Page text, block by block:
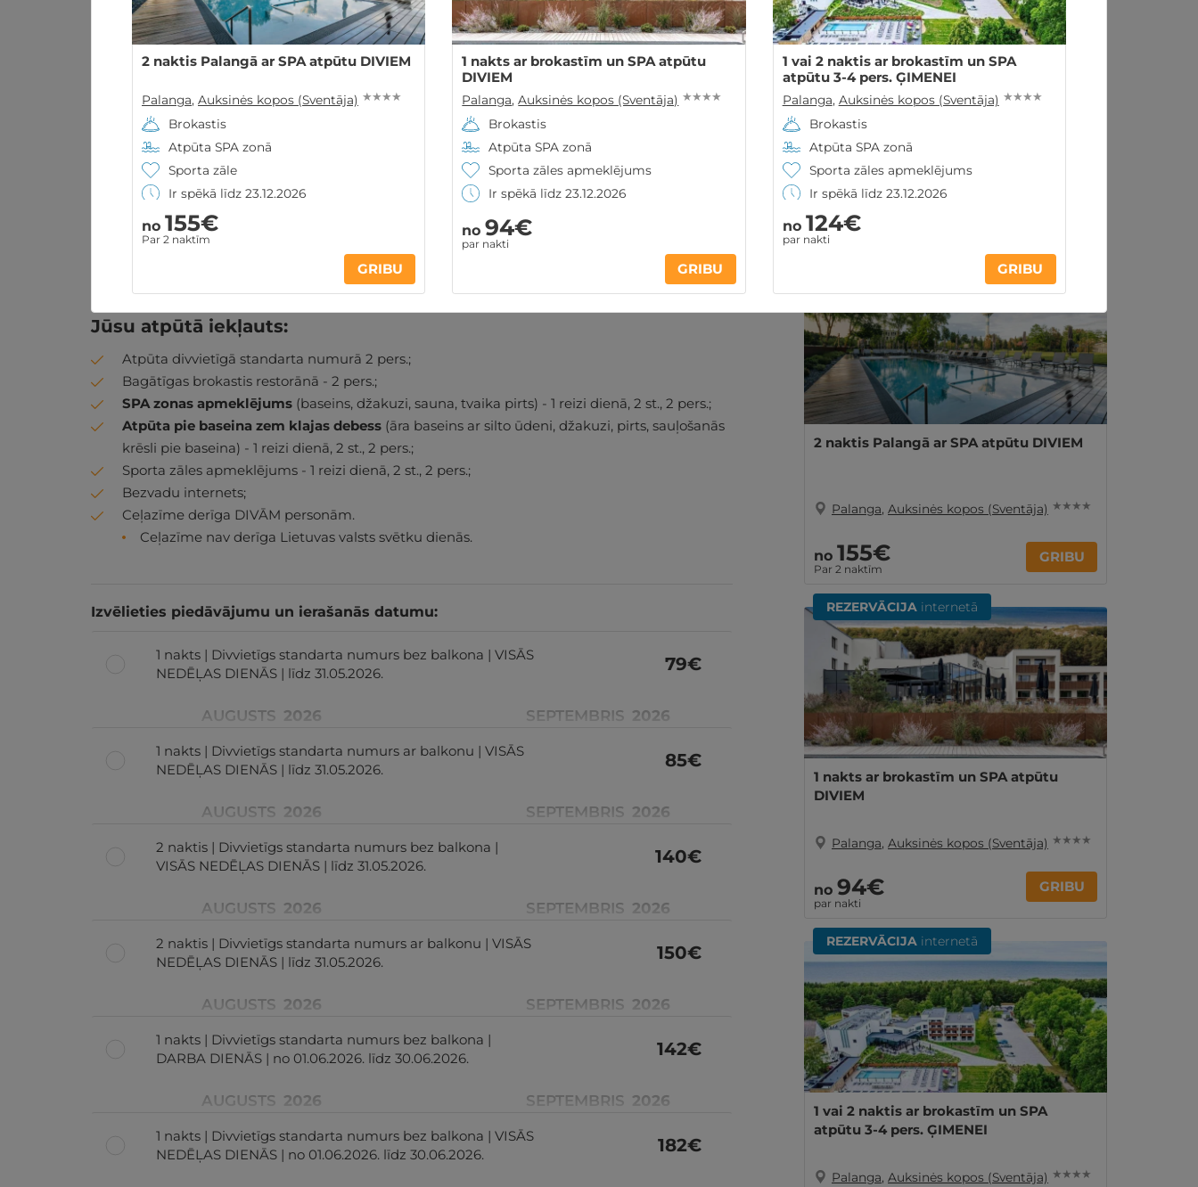
2 naktis Palangā ar SPA atpūtu DIVIEM
Palanga, Auksinės kopos (Sventāja) ★ ★ ★ ★
Brokastis
Atpūta SPA zonā
Sporta zāle
Ir spēkā līdz 23.12.2026
no 155€
Par 2 naktīm
GRIBU
1 nakts ar brokastīm un SPA atpūtu
DIVIEM
Palanga,Auksinės kopos (Sventāja) ★ ★ ★ ★
Brokastis
Atpūta SPA zonā
Sporta zāles apmeklējums
Ir spēkā līdz 23.12.2026
no94€
par nakti
GRIBU
1 vai 2 naktis ar brokastīm un SPA
atpūtu 3-4 pers. ĢIMENEI
Palanga, Auksinės kopos (Sventāja) ★ ★ ★ ★
Brokastis
Atpūta SPA zonā
Sporta zāles apmeklējums
Ir spēkā līdz 23.12.2026
no 124€
par nakti
GRIBU
Atpūtas piedāvājums Noteikumi
Jūsu atpūtā iekļauts:
Atpūta divvietīgā standarta numurā 2 pers.;
Bagātīgas brokastis restorānā - 2 pers.;
SPA zonas apmeklējums (baseins, džakuzi, sauna, tvaika pirts) - 1 reizi dienā, 2 st., 2 pers.;
Atpūta pie baseina zem klajas debess (āra baseins ar silto ūdeni, džakuzi, pirts, sauļošanās
krēsli pie baseina) - 1 reizi dienā, 2 st., 2 pers.;
Sporta zāles apmeklējums - 1 reizi dienā, 2 st., 2 pers.;
Bezvadu internets;
Ceļazīme derīga DIVĀM personām.
Ceļazīme nav derīga Lietuvas valsts svētku dienās.
Izvēlieties piedāvājumu un ierašanās datumu:
1 nakts | Divvietīgs standarta numurs bez balkona | VISĀS
NEDĒĻAS DIENĀS | līdz 31.05.2026.
79€
AUGUSTS 2026 SEPTEMBRIS 2026
1 nakts | Divvietīgs standarta numurs ar balkonu | VISĀS
NEDĒĻAS DIENĀS | līdz 31.05.2026.
85€
AUGUSTS 2026 SEPTEMBRIS 2026
2 naktis | Divvietīgs standarta numurs bez balkona |
VISĀS NEDĒĻAS DIENĀS | līdz 31.05.2026.
140€
AUGUSTS 2026 SEPTEMBRIS 2026
2 naktis | Divvietīgs standarta numurs ar balkonu | VISĀS
NEDĒĻAS DIENĀS | līdz 31.05.2026.
150€
AUGUSTS 2026 SEPTEMBRIS 2026
1 nakts | Divvietīgs standarta numurs bez balkona |
DARBA DIENĀS | no 01.06.2026. līdz 30.06.2026.
142€
AUGUSTS 2026 SEPTEMBRIS 2026
1 nakts | Divvietīgs standarta numurs bez balkona | VISĀS
NEDĒĻAS DIENĀS | no 01.06.2026. līdz 30.06.2026.
182€
Līdzīgi atpūtas piedāvājumi:
2 naktis Palangā ar SPA atpūtu DIVIEM
Palanga, Auksinės kopos (Sventāja) ★ ★ ★ ★
no 155€
Par 2 naktīm
GRIBU
REZERVĀCIJA internetā
1 nakts ar brokastīm un SPA atpūtu
DIVIEM
Palanga, Auksinės kopos (Sventāja) ★ ★ ★ ★
no 94€
par nakti
GRIBU
REZERVĀCIJA internetā
1 vai 2 naktis ar brokastīm un SPA
atpūtu 3-4 pers. ĢIMENEI
Palanga, Auksinės kopos (Sventāja) ★ ★ ★ ★